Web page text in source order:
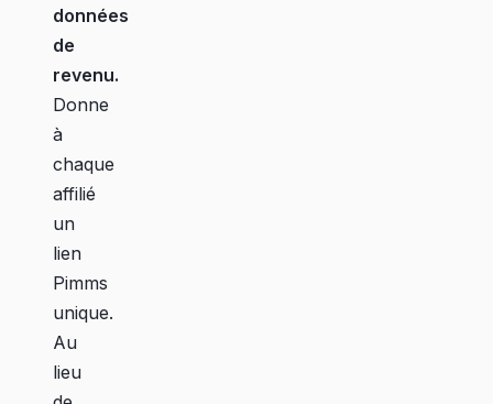
données
de
revenu.
Donne
à
chaque
affilié
un
lien
Pimms
unique.
Au
lieu